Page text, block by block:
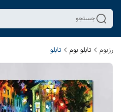
جستجو
رزبوم تابلو بوم تابلو